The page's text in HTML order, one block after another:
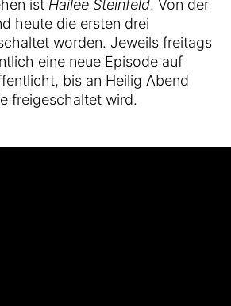
ist Hailee Steinfeld. Von der
heute die ersten drei
worden. Jeweils freitags
eine neue Episode auf
bis an Heilig Abend
freigeschaltet wird.